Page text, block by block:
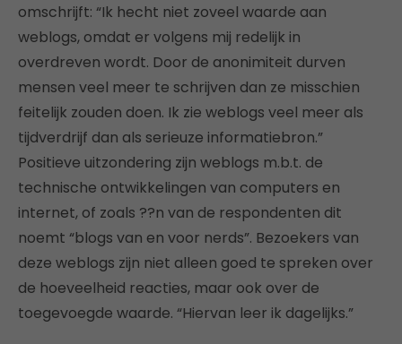
omschrijft: “Ik hecht niet zoveel waarde aan
weblogs, omdat er volgens mij redelijk in
overdreven wordt. Door de anonimiteit durven
mensen veel meer te schrijven dan ze misschien
feitelijk zouden doen. Ik zie weblogs veel meer als
tijdverdrijf dan als serieuze informatiebron.”
Positieve uitzondering zijn weblogs m.b.t. de
technische ontwikkelingen van computers en
internet, of zoals ??n van de respondenten dit
noemt “blogs van en voor nerds”. Bezoekers van
deze weblogs zijn niet alleen goed te spreken over
de hoeveelheid reacties, maar ook over de
toegevoegde waarde. “Hiervan leer ik dagelijks.”